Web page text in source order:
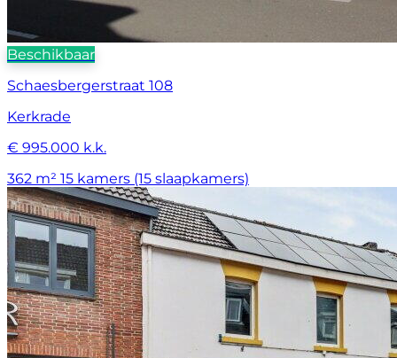
Beschikbaar
Schaesbergerstraat 108
Kerkrade
€ 995.000 k.k.
362 m² 15 kamers (15 slaapkamers)